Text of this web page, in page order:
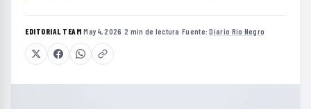
EDITORIAL TEAM·May 4, 2026 ·2 min de lectura ·Fuente:Diario Río Negro